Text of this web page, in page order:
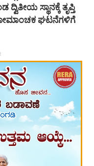
ಸ್ಥಾನಕ್ಕೆ ತೃಪ್ತಿ
ಘಟನೆಗಳಿಗೆ